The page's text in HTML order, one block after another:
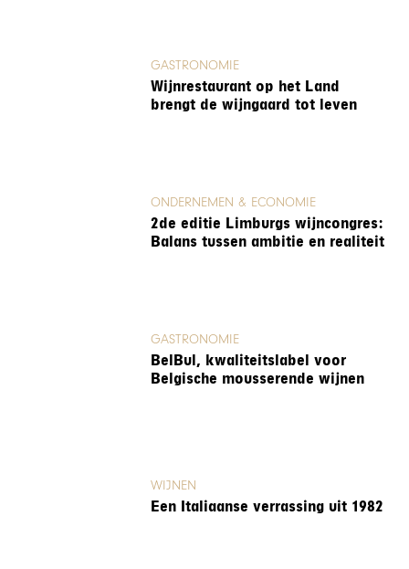
GASTRONOMIE
Wijnrestaurant op het Land
brengt de wijngaard tot leven
ONDERNEMEN & ECONOMIE
2de editie Limburgs wijncongres:
Balans tussen ambitie en realiteit
GASTRONOMIE
BelBul, kwaliteitslabel voor
Belgische mousserende wijnen
WIJNEN
Een Italiaanse verrassing uit 1982